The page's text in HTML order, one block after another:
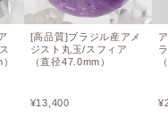
[高品質]ブラジル産アメ
ジスト丸玉/スフィア
（直径47.0mm）
¥13,400 ¥